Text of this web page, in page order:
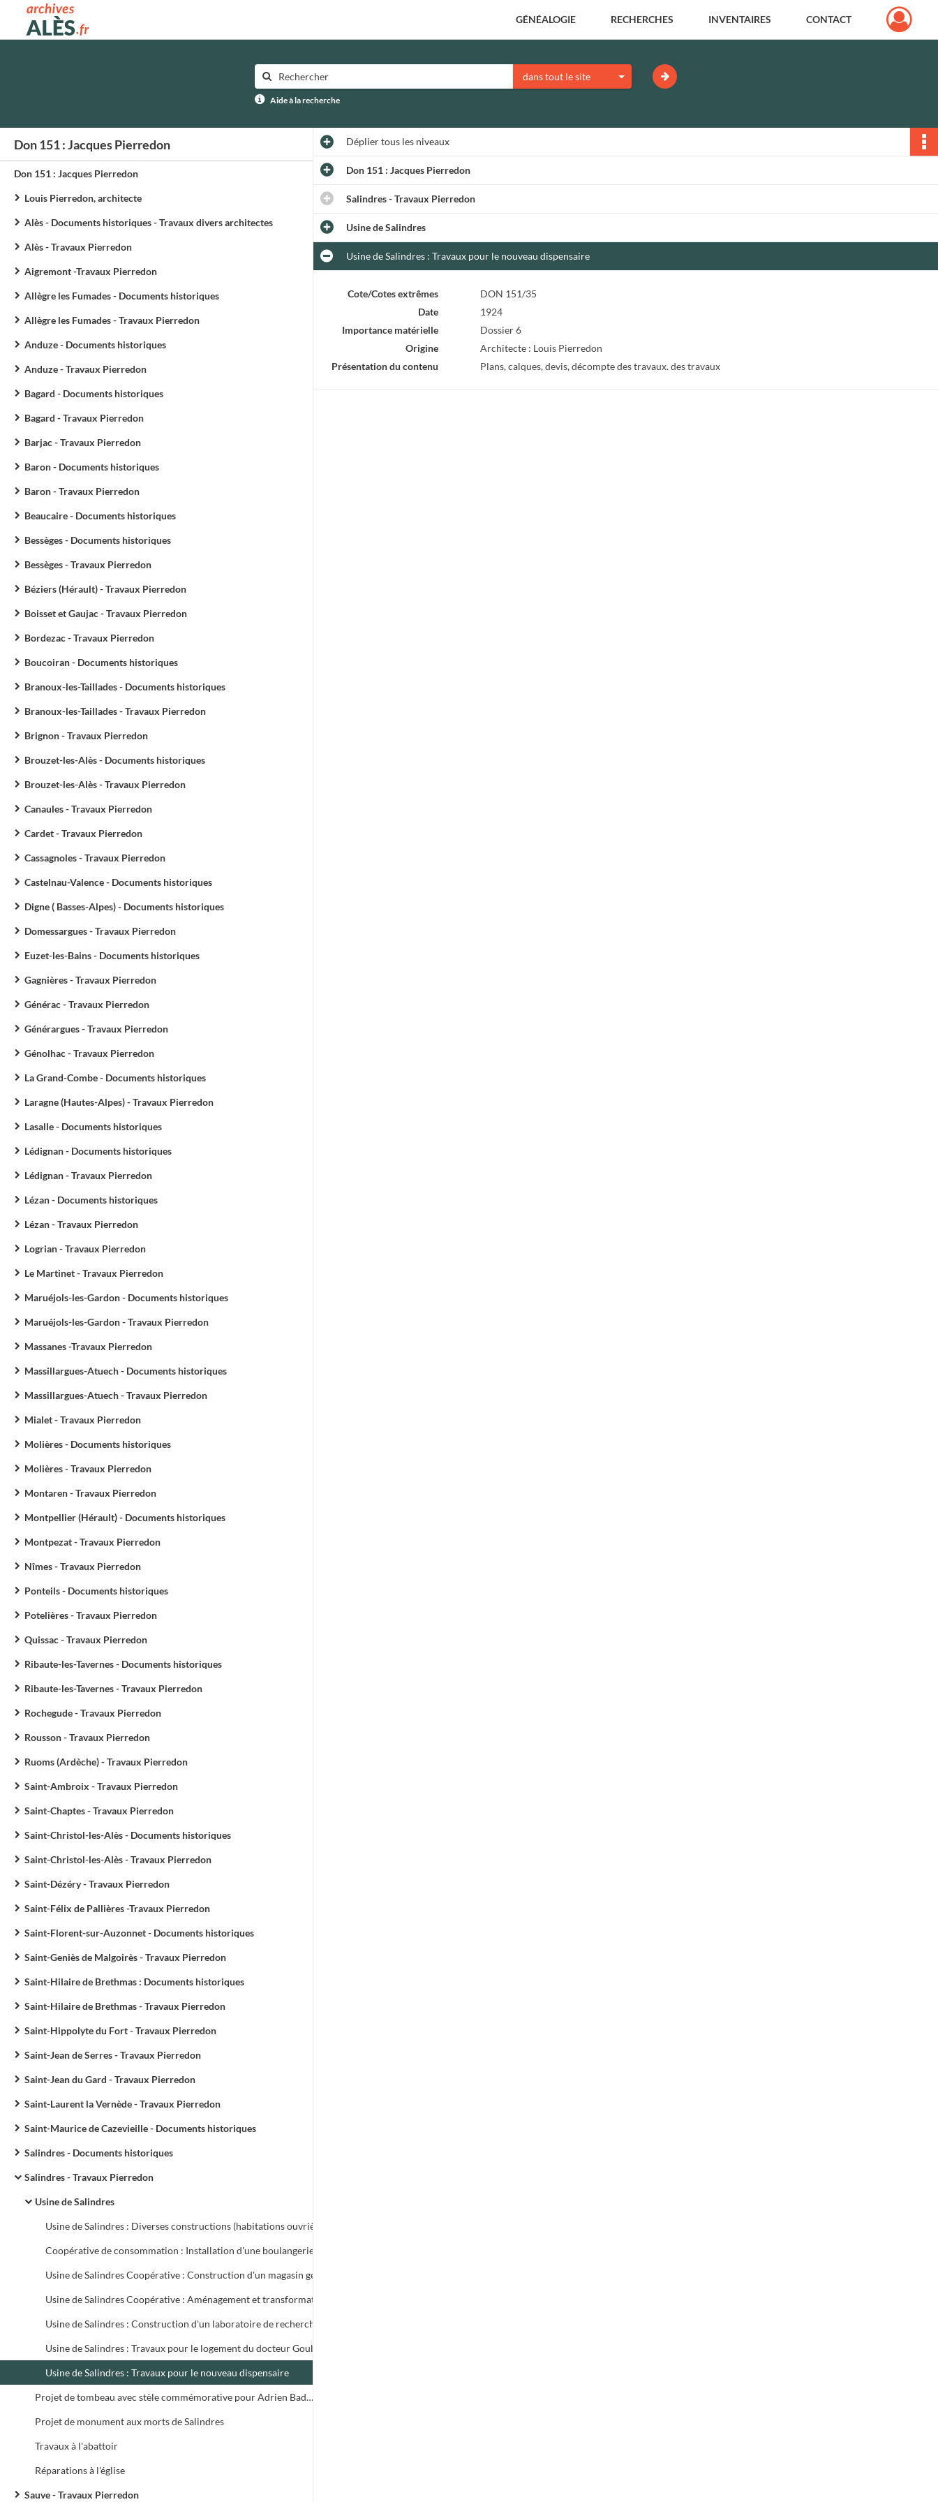
Archives municipales d'Alès GÉNÉALOGIE RECHERCHES INVENTAIRES CONTACT
dans tout le site
Aide à la recherche
Don 151 : Jacques Pierredon
Don 151 : Jacques Pierredon
Louis Pierredon, architecte
Alès - Documents historiques - Travaux divers architectes
Alès - Travaux Pierredon
Aigremont -Travaux Pierredon
Allègre les Fumades - Documents historiques
Allègre les Fumades - Travaux Pierredon
Anduze - Documents historiques
Anduze - Travaux Pierredon
Bagard - Documents historiques
Bagard - Travaux Pierredon
Barjac - Travaux Pierredon
Baron - Documents historiques
Baron - Travaux Pierredon
Beaucaire - Documents historiques
Bessèges - Documents historiques
Bessèges - Travaux Pierredon
Béziers (Hérault) - Travaux Pierredon
Boisset et Gaujac - Travaux Pierredon
Bordezac - Travaux Pierredon
Boucoiran - Documents historiques
Branoux-les-Taillades - Documents historiques
Branoux-les-Taillades - Travaux Pierredon
Brignon - Travaux Pierredon
Brouzet-les-Alès - Documents historiques
Brouzet-les-Alès - Travaux Pierredon
Canaules - Travaux Pierredon
Cardet - Travaux Pierredon
Cassagnoles - Travaux Pierredon
Castelnau-Valence - Documents historiques
Digne ( Basses-Alpes) - Documents historiques
Domessargues - Travaux Pierredon
Euzet-les-Bains - Documents historiques
Gagnières - Travaux Pierredon
Générac - Travaux Pierredon
Générargues - Travaux Pierredon
Génolhac - Travaux Pierredon
La Grand-Combe - Documents historiques
Laragne (Hautes-Alpes) - Travaux Pierredon
Lasalle - Documents historiques
Lédignan - Documents historiques
Lédignan - Travaux Pierredon
Lézan - Documents historiques
Lézan - Travaux Pierredon
Logrian - Travaux Pierredon
Le Martinet - Travaux Pierredon
Maruéjols-les-Gardon - Documents historiques
Maruéjols-les-Gardon - Travaux Pierredon
Massanes -Travaux Pierredon
Massillargues-Atuech - Documents historiques
Massillargues-Atuech - Travaux Pierredon
Mialet - Travaux Pierredon
Molières - Documents historiques
Molières - Travaux Pierredon
Montaren - Travaux Pierredon
Montpellier (Hérault) - Documents historiques
Montpezat - Travaux Pierredon
Nîmes - Travaux Pierredon
Ponteils - Documents historiques
Potelières - Travaux Pierredon
Quissac - Travaux Pierredon
Ribaute-les-Tavernes - Documents historiques
Ribaute-les-Tavernes - Travaux Pierredon
Rochegude - Travaux Pierredon
Rousson - Travaux Pierredon
Ruoms (Ardèche) - Travaux Pierredon
Saint-Ambroix - Travaux Pierredon
Saint-Chaptes - Travaux Pierredon
Saint-Christol-les-Alès - Documents historiques
Saint-Christol-les-Alès - Travaux Pierredon
Saint-Dézéry - Travaux Pierredon
Saint-Félix de Pallières -Travaux Pierredon
Saint-Florent-sur-Auzonnet - Documents historiques
Saint-Geniès de Malgoirès - Travaux Pierredon
Saint-Hilaire de Brethmas : Documents historiques
Saint-Hilaire de Brethmas - Travaux Pierredon
Saint-Hippolyte du Fort - Travaux Pierredon
Saint-Jean de Serres - Travaux Pierredon
Saint-Jean du Gard - Travaux Pierredon
Saint-Laurent la Vernède - Travaux Pierredon
Saint-Maurice de Cazevieille - Documents historiques
Salindres - Documents historiques
Salindres - Travaux Pierredon
Usine de Salindres
Usine de Salindres : Construction d'un laboratoire de recherches
Usine de Salindres : Travaux pour le nouveau dispensaire
Projet de tombeau avec stèle commémorative pour Adrien Badin
Projet de monument aux morts de Salindres
Travaux à l'abattoir
Réparations à l'église
Sauve - Travaux Pierredon
Dépliertous les niveaux
Don 151 : Jacques Pierredon
Salindres - Travaux Pierredon
Usine de Salindres
Usine de Salindres : Travaux pour le nouveau dispensaire
Cote/Cotes extrêmes
DON 151/35
Date
1924
Importance matérielle
Dossier 6
Origine
Architecte : Louis Pierredon
Présentation du contenu
Plans, calques, devis, décompte des travaux. des travaux